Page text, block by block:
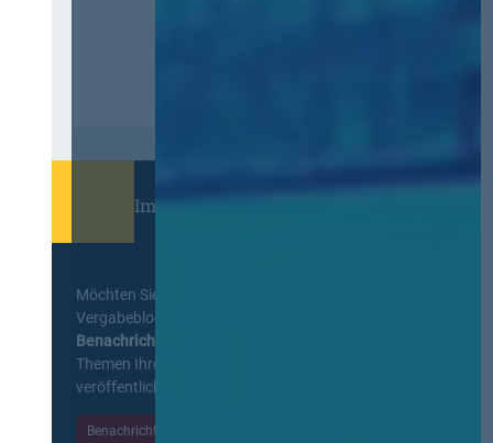
Immer informiert bleiben!
Möchten Sie keine Neuigkeiten aus dem
Vergabeblog verpassen? Per
Benachrichtigung
Themen Ihrer Wahl, sobald neue Beiträge
veröffentlicht werden.
Benachrichtigungen aktivieren